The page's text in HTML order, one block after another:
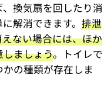
換気扇を回したり消
解消できます。 排泄
ない場合には、ほか
ましょう。トイレで
の種類が存在しま